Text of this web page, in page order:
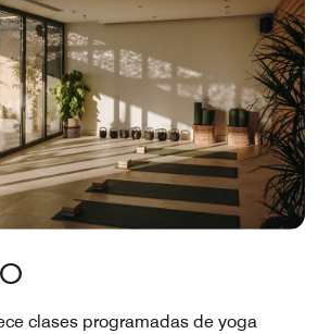
clases programadas de yoga